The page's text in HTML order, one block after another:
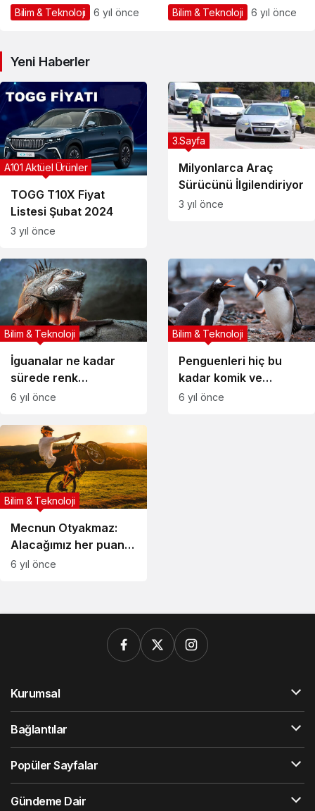
yakından görmemiştiniz
Bilim & Teknoloji 6 yıl önce
çok önemi var
Bilim & Teknoloji 6 yıl önce
Yeni Haberler
TOGG T10X Fiyat
Listesi Şubat 2024
A101 Aktüel Ürünler
3 yıl önce
Milyonlarca Araç
Sürücünü İlgilendiriyor
3.Sayfa
3 yıl önce
İguanalar ne kadar
sürede renk
değiştirebilir ?
Bilim & Teknoloji
6 yıl önce
Penguenleri hiç bu
kadar komik ve
yakından
Bilim & Teknoloji
6 yıl önce
Mecnun Otyakmaz:
Alacağımız her puanın
çok önemi var
Bilim & Teknoloji
6 yıl önce
Kurumsal
Bağlantılar
Popüler Sayfalar
Gündeme Dair